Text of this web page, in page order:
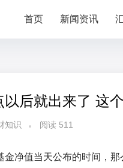
首页 新闻资讯
后就出来了 这
知识 阅读 511
金净值当天公布的时间，